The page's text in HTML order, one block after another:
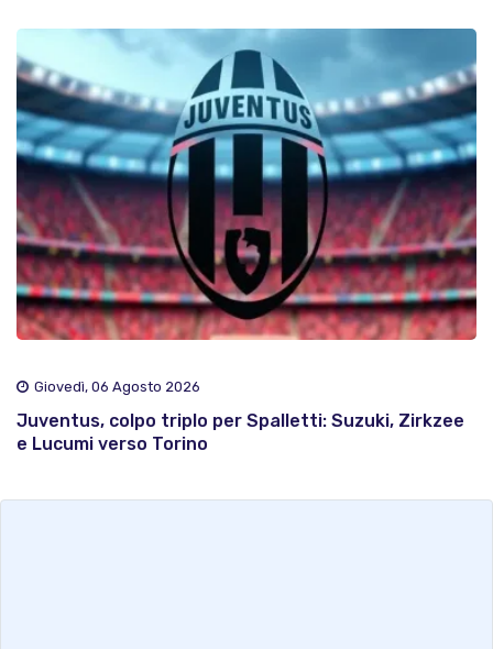
Giovedì, 06 Agosto 2026
Juventus, colpo triplo per Spalletti: Suzuki, Zirkzee
e Lucumi verso Torino